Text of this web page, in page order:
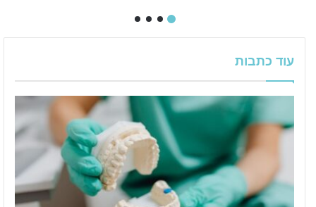
עוד כתבות